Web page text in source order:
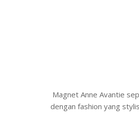
Magnet Anne Avantie
dengan fashion yang